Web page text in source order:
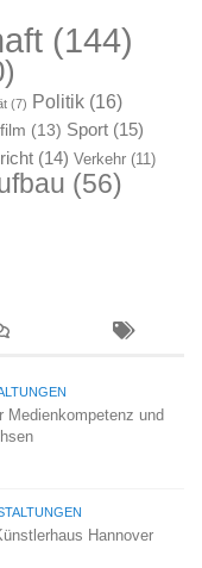
(144)
(7) Politik (16)
(13) Sport (15)
(14) Verkehr (11)
(56)
Medienkompetenz und
Hannover